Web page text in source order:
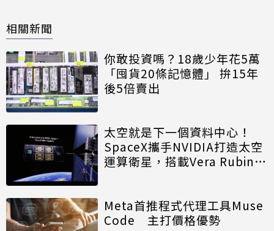
相關新聞
你敢投資嗎？18歲少年花5萬
「囤貨20條記憶體」 拚15年
後5倍賣出
太空就是下一個資料中心！
SpaceX攜手NVIDIA打造太空
運算衛星，搭載Vera Rubin運
Meta首推程式代理工具Muse
Code 主打價格優勢